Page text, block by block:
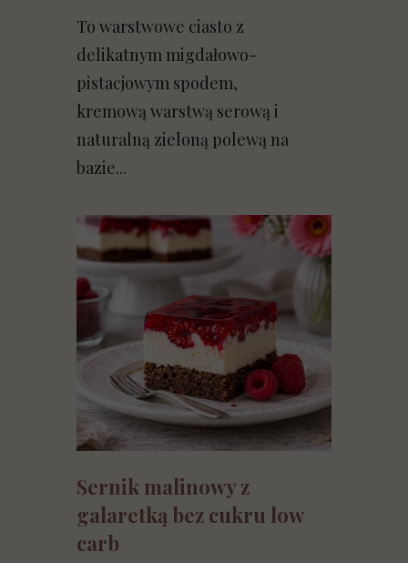
To warstwowe ciasto z
delikatnym migdałowo-
pistacjowym spodem,
kremową warstwą serową i
naturalną zieloną polewą na
bazie...
Sernik malinowy z
galaretką bez cukru low
carb